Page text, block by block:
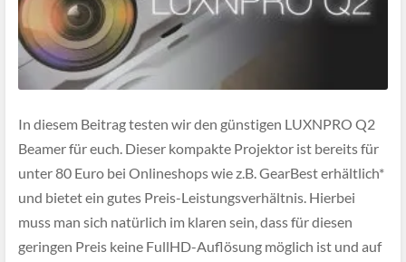
In diesem Beitrag testen wir den günstigen LUXNPRO Q2
Beamer für euch. Dieser kompakte Projektor ist bereits für
unter 80 Euro bei Onlineshops wie z.B. GearBest erhältlich*
und bietet ein gutes Preis-Leistungsverhältnis. Hierbei
muss man sich natürlich im klaren sein, dass für diesen
geringen Preis keine FullHD-Auflösung möglich ist und auf